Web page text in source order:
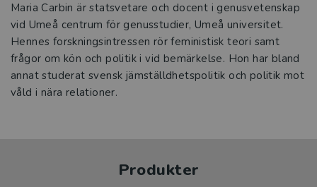
Maria Carbin är statsvetare och docent i genusvetenskap
vid Umeå centrum för genusstudier, Umeå universitet.
Hennes forskningsintressen rör feministisk teori samt
frågor om kön och politik i vid bemärkelse. Hon har bland
annat studerat svensk jämställdhetspolitik och politik mot
våld i nära relationer.
Produkter